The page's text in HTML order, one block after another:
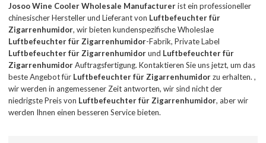
Josoo Wine Cooler Wholesale Manufacturerist ein professioneller
chinesischer Hersteller und Lieferant von Luftbefeuchter für
Zigarrenhumidor, wir bieten kundenspezifische Wholeslae
Luftbefeuchter für Zigarrenhumidor-Fabrik, Private Label
Luftbefeuchter für Zigarrenhumidorund Luftbefeuchter für
ZigarrenhumidorAuftragsfertigung. Kontaktieren Sie uns jetzt, um das
beste Angebot für Luftbefeuchter für Zigarrenhumidorzu erhalten. ,
wir werden in angemessener Zeit antworten, wir sind nicht der
niedrigste Preis von Luftbefeuchter für Zigarrenhumidor, aber wir
werden Ihnen einen besseren Service bieten.